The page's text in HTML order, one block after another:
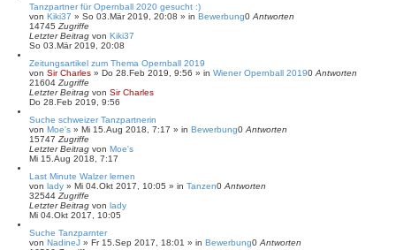
Tanzpartner für Opernball 2020 gesucht :)
von Kiki37 » So 03.Mär 2019, 20:08 » in Bewerbung0 Antworten
14745 Zugriffe
Letzter Beitrag von Kiki37
So 03.Mär 2019, 20:08
Zeitungsartikel zum Thema Opernball 2019
von Sir Charles » Do 28.Feb 2019, 9:56 » in Wiener Opernball 20190 Antworten
21604 Zugriffe
Letzter Beitrag von Sir Charles
Do 28.Feb 2019, 9:56
Suche schweizer Tanzpartnerin
von Moe's » Mi 15.Aug 2018, 7:17 » in Bewerbung0 Antworten
15747 Zugriffe
Letzter Beitrag von Moe's
Mi 15.Aug 2018, 7:17
Last Minute Walzer lernen
von lady » Mi 04.Okt 2017, 10:05 » in Tanzen0 Antworten
32544 Zugriffe
Letzter Beitrag von lady
Mi 04.Okt 2017, 10:05
Suche Tanzparnter
von NadineJ » Fr 15.Sep 2017, 18:01 » in Bewerbung0 Antworten